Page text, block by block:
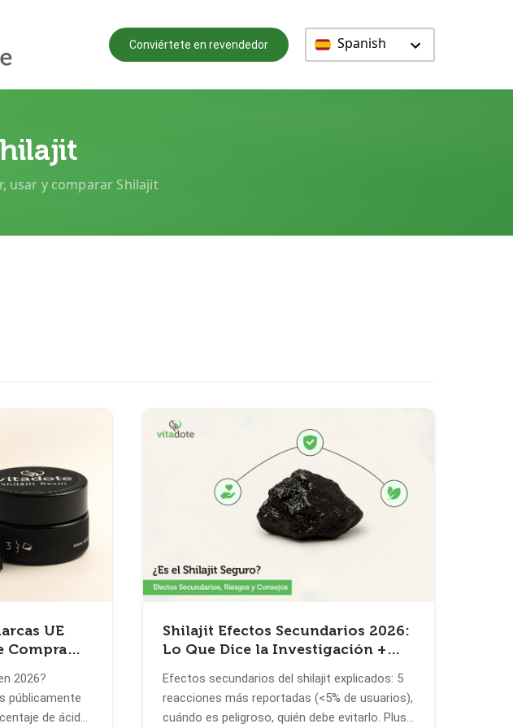
Conviértete en revendedor Spanish
usar y comparar Shilajit
UE
Compra
2026?
públicamente
de ácido
Shilajit Efectos Secundarios 2026:
Lo Que Dice la Investigación +
Efectos secundarios del shilajit explicados: 5
reacciones más reportadas (<5% de usuarios),
cuándo es peligroso, quién debe evitarlo. Plus